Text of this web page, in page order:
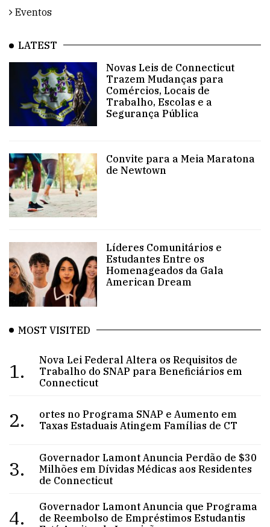
Eventos
LATEST
Novas Leis de Connecticut
Trazem Mudanças para
Comércios, Locais de
Trabalho, Escolas e a
Segurança Pública
Convite para a Meia Maratona
de Newtown
Líderes Comunitários e
Estudantes Entre os
Homenageados da Gala
American Dream
MOST VISITED
1.
Nova Lei Federal Altera os Requisitos de
Trabalho do SNAP para Beneficiários em
Connecticut
2.
ortes no Programa SNAP e Aumento em
Taxas Estaduais Atingem Famílias de CT
3.
Governador Lamont Anuncia Perdão de $30
Milhões em Dívidas Médicas aos Residentes
de Connecticut
4.
Governador Lamont Anuncia que Programa
de Reembolso de Empréstimos Estudantis